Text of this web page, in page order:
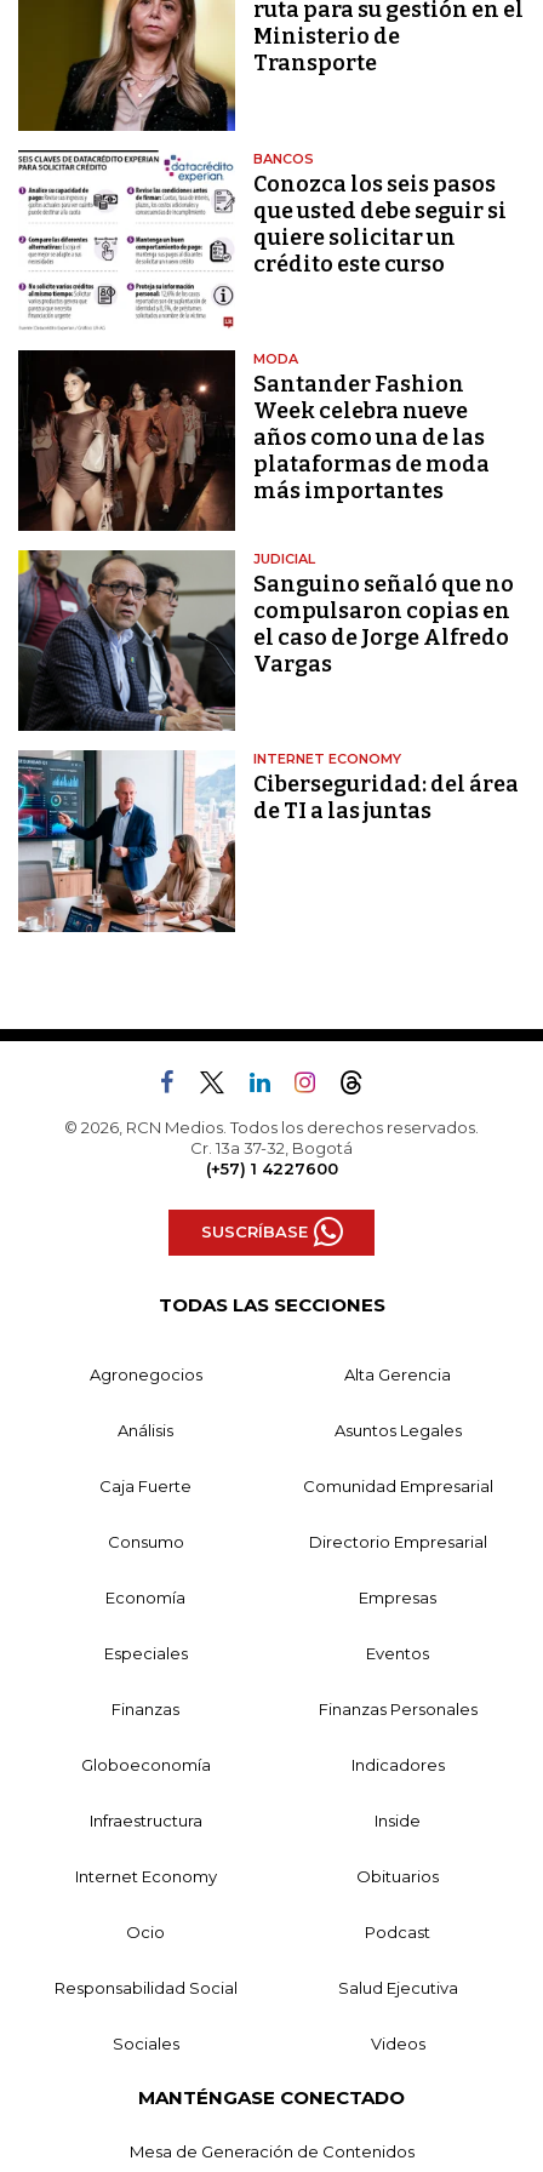
ruta para su gestión en el
Ministerio de
Transporte
BANCOS
Conozca los seis pasos
que usted debe seguir si
quiere solicitar un
crédito este curso
MODA
Santander Fashion
Week celebra nueve
años como una de las
plataformas de moda
más importantes
JUDICIAL
Sanguino señaló que no
compulsaron copias en
el caso de Jorge Alfredo
Vargas
INTERNET ECONOMY
Ciberseguridad: del área
de TI a las juntas
© 2026, RCN Medios. Todos los derechos reservados.
Cr. 13a 37-32, Bogotá
(+57) 1 4227600
SUSCRÍBASE
TODAS LAS SECCIONES
Agronegocios Alta Gerencia
Análisis Asuntos Legales
Caja Fuerte Comunidad Empresarial
Consumo Directorio Empresarial
Economía Empresas
Especiales Eventos
Finanzas Finanzas Personales
Globoeconomía Indicadores
Infraestructura Inside
Internet Economy Obituarios
Ocio Podcast
Responsabilidad Social Salud Ejecutiva
Sociales Videos
MANTÉNGASE CONECTADO
Mesa de Generación de Contenidos